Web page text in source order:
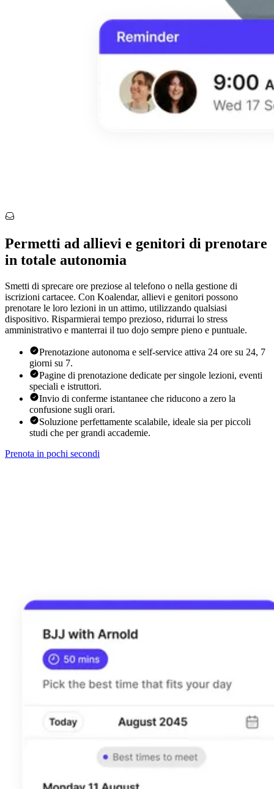
Permetti ad allievi e genitori di prenotare
in totale autonomia
Smetti di sprecare ore preziose al telefono o nella gestione di
iscrizioni cartacee. Con Koalendar, allievi e genitori possono
prenotare le loro lezioni in un attimo, utilizzando qualsiasi
dispositivo. Risparmierai tempo prezioso, ridurrai lo stress
amministrativo e manterrai il tuo dojo sempre pieno e puntuale.
Prenotazione autonoma e self-service attiva 24 ore su 24, 7
giorni su 7.
Pagine di prenotazione dedicate per singole lezioni, eventi
speciali e istruttori.
Invio di conferme istantanee che riducono a zero la
confusione sugli orari.
Soluzione perfettamente scalabile, ideale sia per piccoli
studi che per grandi accademie.
Prenota in pochi secondi